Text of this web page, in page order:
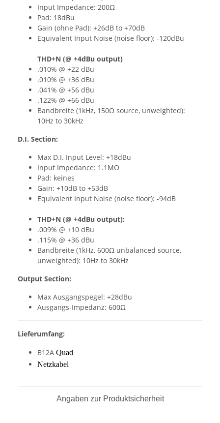
Input Impedance: 200Ω
Pad: 18dBu
Gain (ohne Pad): +26dB to +70dB
Equivalent Input Noise (noise floor): -120dBu
THD+N (@ +4dBu output)
.010% @ +22 dBu
.010% @ +36 dBu
.041% @ +56 dBu
.122% @ +66 dBu
Bandbreite (1kHz, 150Ω source, unweighted):
10Hz to 30kHz
D.I. Section:
Max D.I. Input Level: +18dBu
Input Impedance: 1.1MΩ
Pad: keines
Gain: +10dB to +53dB
Equivalent Input Noise (noise floor): -94dB
THD+N (@ +4dBu output):
.009% @ +10 dBu
.115% @ +36 dBu
Bandbreite (1kHz, 600Ω unbalanced source,
unweighted): 10Hz to 30kHz
Output Section:
Max Ausgangspegel: +28dBu
Ausgangs-Impedanz: 600Ω
Lieferumfang:
B12A Quad
Netzkabel
Angaben zur Produktsicherheit